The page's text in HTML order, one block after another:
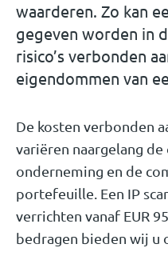
waarderen. Zo kan
gegeven worden in
risico’s verbonden
eigendommen van
De kosten verbonden
variëren naargelang de
onderneming en de
portefeuille. Een IP
verrichten vanaf EUR
bedragen bieden wij u